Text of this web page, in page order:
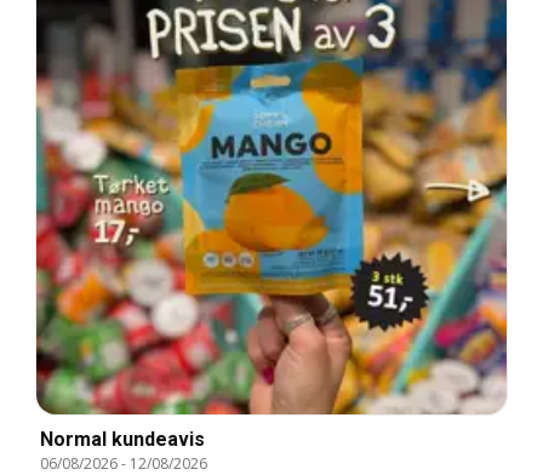
Normal kundeavis
06/08/2026- 12/08/2026